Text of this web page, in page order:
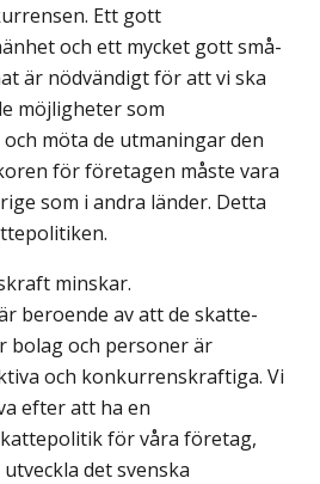
Ett gott
och ett mycket gott små-
är nödvändigt för att vi ska
möjligheter som
möta de utmaningar den
för företagen måste vara
som i andra länder. Detta
minskar.
beroende av att de skatte­
bolag och personer är
och konkurrens­kraftiga. Vi
efter att ha en
för våra företag,
det svenska